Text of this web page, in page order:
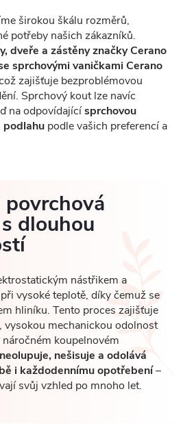
širokou škálu rozměrů,
potřeby našich zákazníků.
dveře a zástěny značky Cerano
sprchovými vaničkami Cerano
zajišťuje bezproblémovou
Sprchový kout lze navíc
na odpovídajícísprchovou
podlahu podle vašich preferencí a
dlouhou
nástřikem a
vysoké teplotě, díky čemuž se
hliníku. Tento proces zajišťuje
mechanickou odolnost
koupelnovém
nešisuje a odolává
i každodennímu opotřebení–
svůj vzhled po mnoho let.